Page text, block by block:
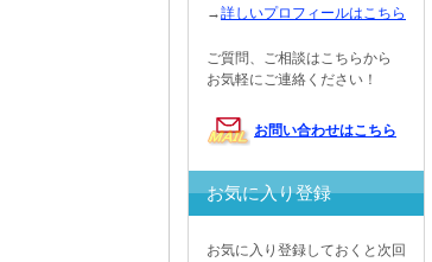
→詳しいプロフィールはこちら
ご質問、ご相談はこちらから
お気軽にご連絡ください！
お問い合わせはこちら
お気に入り登録
お気に入り登録しておくと次回